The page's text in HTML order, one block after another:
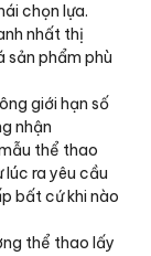
chọn lựa.
nhất thị
sản phẩm phù
giới hạn số
nhận
thể thao
ra yêu cầu
bất cứ khi nào
thể thao lấy